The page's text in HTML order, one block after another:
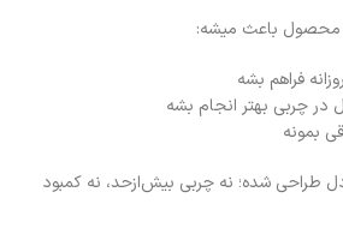
محصول باعث میشه:
فراهم بشه
چربی بهتر انجام بشه
بمونه
طراحی شده؛ نه چربی بیش‌ازحد، نه کمبود